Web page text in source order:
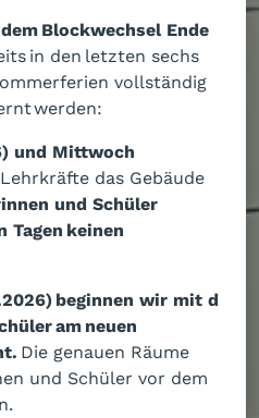
Blockwechsel Ende
in den letzten sechs
vollständig
werden:
und Mittwoch
das Gebäude
und Schüler
Tagen keinen
beginnen wir mit d
am neuen
Die genauen Räume
und Schüler vor dem